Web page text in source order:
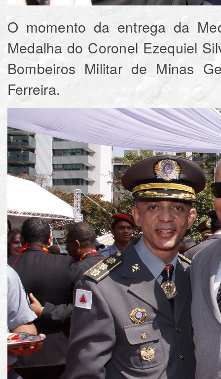
O momento da entrega da
Medalha do Coronel Ezequiel
Bombeiros Militar de Minas
Ferreira.